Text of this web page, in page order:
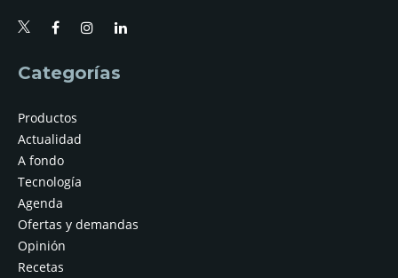
Categorías
Productos
Actualidad
A fondo
Tecnología
Agenda
Ofertas y demandas
Opinión
Recetas